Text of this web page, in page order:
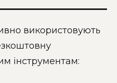
використовують
інструментам: